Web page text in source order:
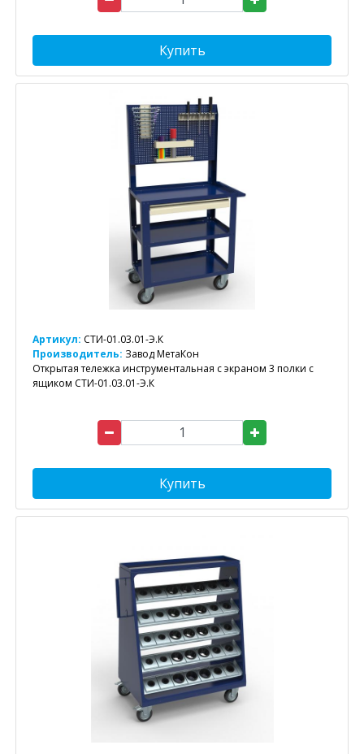
Купить
Артикул: СТИ-01.03.01-Э.К
Производитель: Завод МетаКон
Открытая тележка инструментальная с экраном 3 полки с
ящиком СТИ-01.03.01-Э.К
Купить